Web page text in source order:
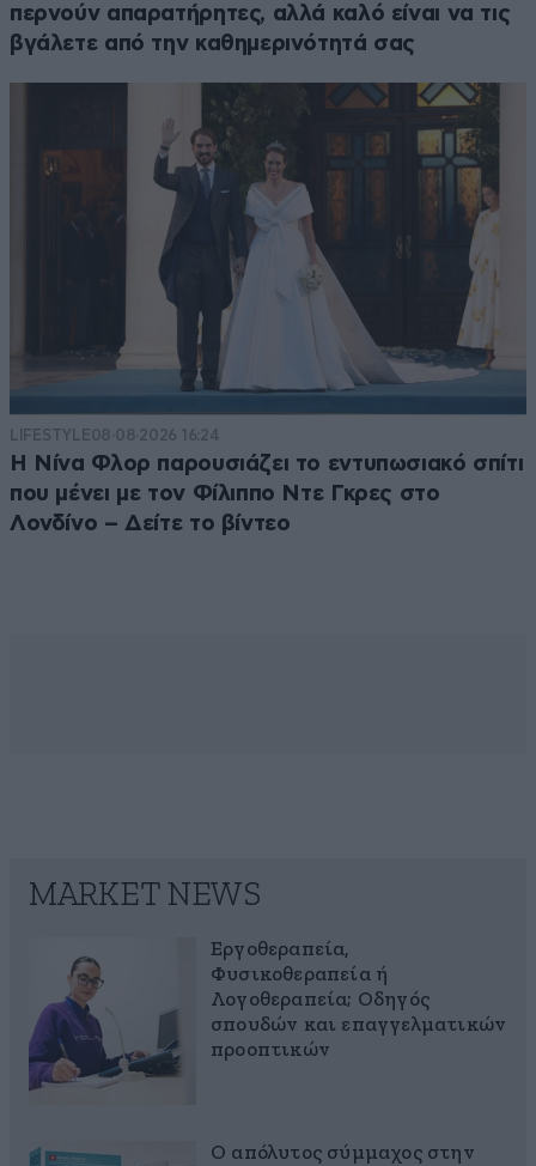
περνούν απαρατήρητες, αλλά καλό είναι να τις
βγάλετε από την καθημερινότητά σας
LIFESTYLE08·08·2026 16:24
Η Νίνα Φλορ παρουσιάζει το εντυπωσιακό σπίτι
που μένει με τον Φίλιππο Ντε Γκρες στο
Λονδίνο – Δείτε το βίντεο
MARKET NEWS
Εργοθεραπεία,
Φυσικοθεραπεία ή
Λογοθεραπεία; Οδηγός
σπουδών και επαγγελματικών
προοπτικών
Ο απόλυτος σύμμαχος στην